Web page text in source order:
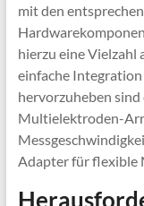
mit den
hierzu eine
einfache
hervorzuheben
Multielektroden-
Adapter für flexible